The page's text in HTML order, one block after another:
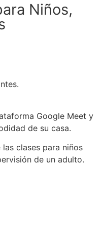
Niños,
Google Meet y
de su casa.
clases para niños
de un adulto.